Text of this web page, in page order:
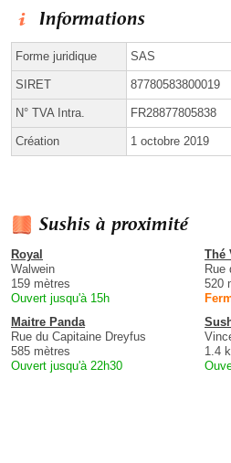
Informations
Forme juridique SAS
SIRET 87780583800019
N° TVA Intra. FR28877805838
Création 1 octobre 2019
Sushis à proximité
Royal
Walwein
159 mètres
Ouvert jusqu'à 15h
Thé
Rue
520
Maitre Panda
Rue du Capitaine Dreyfus
585 mètres
Ouvert jusqu'à 22h30
1.4